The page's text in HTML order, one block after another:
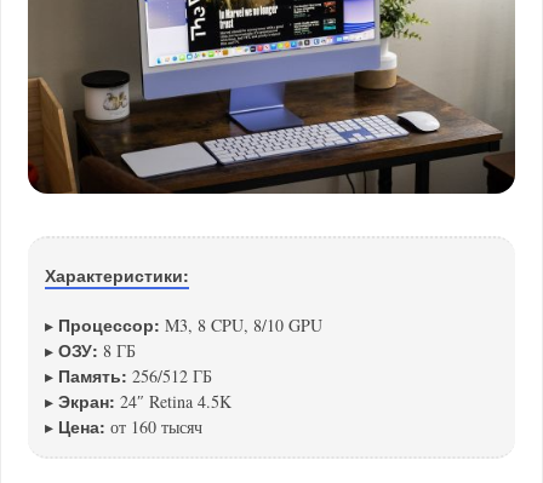
Характеристики:
▸ Процессор: M3, 8 CPU, 8/10 GPU
▸ОЗУ: 8 ГБ
▸ Память: 256/512 ГБ
▸Экран: 24″ Retina 4.5K
▸ Цена: от 160 тысяч